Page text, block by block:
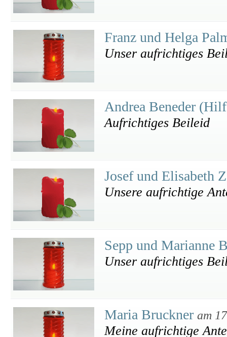
Franz und Helga
Unser aufrichtiges
Andrea Beneder
Aufrichtiges Beileid
Josef und Elisabeth
Unsere aufrichtige
Sepp und Marianne
Unser aufrichtiges
Maria Bruckner am
Meine aufrichtige